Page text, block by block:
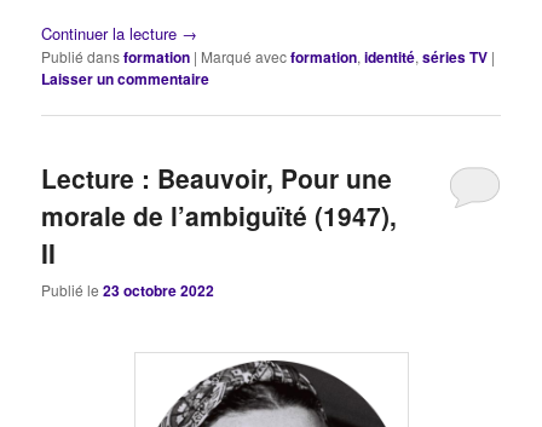
Continuer la lecture →
Publié dansformation | Marqué avecformation,identité,séries TV |
Laisser un commentaire
Lecture : Beauvoir, Pour une
morale de l’ambiguïté (1947),
II
Publié le23 octobre 2022